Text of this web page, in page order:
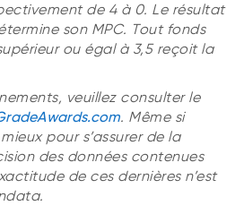
de 4 à 0. Le résultat
son MPC. Tout fonds
ou égal à 3,5 reçoit la
veuillez consulter le
. Même si
pour s’assurer de la
des données contenues
de ces dernières n’est